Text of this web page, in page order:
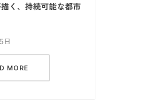
く、持続可能な都市
日
MORE